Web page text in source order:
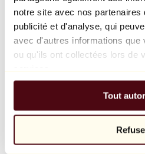
notre site avec nos
publicité et d'analyse, qui
avec d'autres informations que
ou qu'ils ont collectées lors de
Tout
Balloon Dog (Orange)
Jeff Koons
10 000 €
Parcourir
Tous les sculpteurs
Tous les